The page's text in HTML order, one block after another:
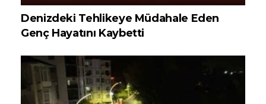
Denizdeki Tehlikeye Müdahale Eden
Genç Hayatını Kaybetti